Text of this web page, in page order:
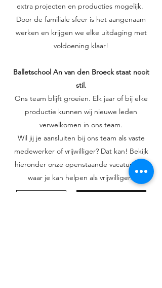
extra projecten en producties mogelijk.
Door de familiale sfeer is het aangenaam
werken en krijgen we elke uitdaging met
voldoening klaar!
Balletschool An van den Broeck staat nooit
stil.
Ons team blijft groeien. Elk jaar of bij elke
productie kunnen wij nieuwe leden
verwelkomen in ons team.
Wil jij je aansluiten bij ons team als vaste
medewerker of vrijwilliger? Dat kan! Bekijk
hieronder onze openstaande vacatures of
waar je kan helpen als vrijwilliger.